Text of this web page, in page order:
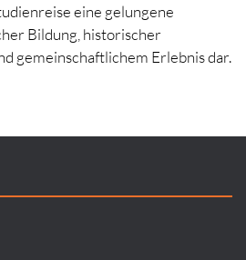
eine gelungene
Bildung, historischer
gemeinschaftlichem Erlebnis dar.